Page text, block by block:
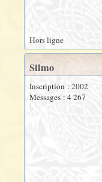
Hors ligne
Silmo
Inscription : 2002
Messages : 4 267